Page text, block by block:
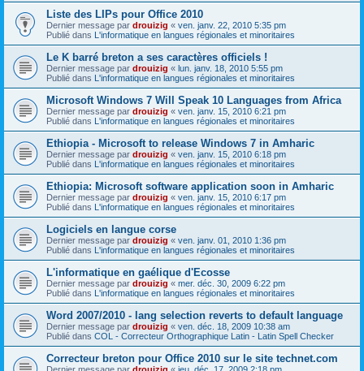
Liste des LIPs pour Office 2010
Dernier message par drouizig « ven. janv. 22, 2010 5:35 pm
Publié dans L'informatique en langues régionales et minoritaires
Le K barré breton a ses caractères officiels !
Dernier message par drouizig « lun. janv. 18, 2010 5:55 pm
Publié dans L'informatique en langues régionales et minoritaires
Microsoft Windows 7 Will Speak 10 Languages from Africa
Dernier message par drouizig « ven. janv. 15, 2010 6:21 pm
Publié dans L'informatique en langues régionales et minoritaires
Ethiopia - Microsoft to release Windows 7 in Amharic
Dernier message par drouizig « ven. janv. 15, 2010 6:18 pm
Publié dans L'informatique en langues régionales et minoritaires
Ethiopia: Microsoft software application soon in Amharic
Dernier message par drouizig « ven. janv. 15, 2010 6:17 pm
Publié dans L'informatique en langues régionales et minoritaires
Logiciels en langue corse
Dernier message par drouizig « ven. janv. 01, 2010 1:36 pm
Publié dans L'informatique en langues régionales et minoritaires
L'informatique en gaélique d'Ecosse
Dernier message par drouizig « mer. déc. 30, 2009 6:22 pm
Publié dans L'informatique en langues régionales et minoritaires
Word 2007/2010 - lang selection reverts to default language
Dernier message par drouizig « ven. déc. 18, 2009 10:38 am
Publié dans COL - Correcteur Orthographique Latin - Latin Spell Checker
Correcteur breton pour Office 2010 sur le site technet.com
Dernier message par drouizig « jeu. déc. 17, 2009 2:18 pm